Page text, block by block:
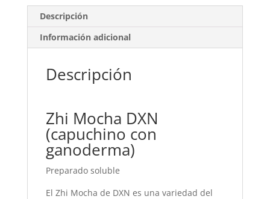
Descripción
Información adicional
Descripción
Zhi Mocha DXN
(capuchino con
ganoderma)
Preparado soluble
El Zhi Mocha de DXN es una variedad del